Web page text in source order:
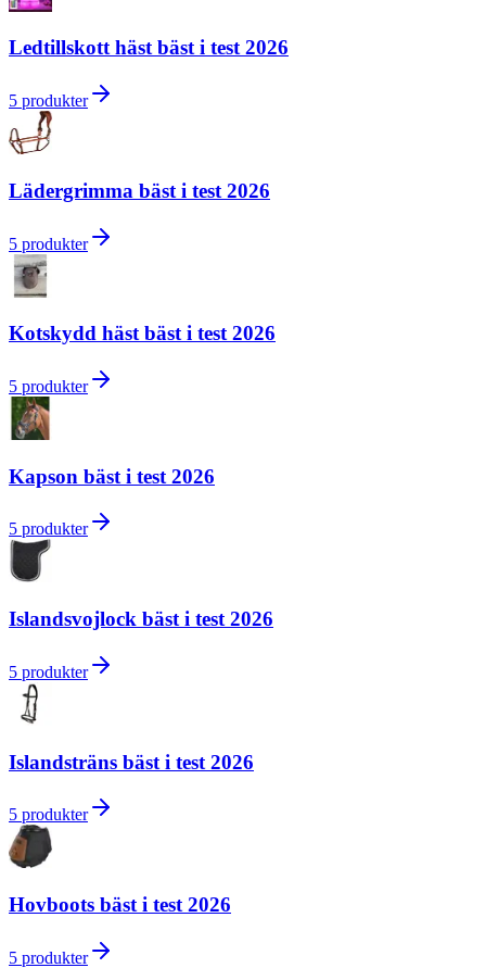
Ledtillskott häst bäst i test 2026
5 produkter
Lädergrimma bäst i test 2026
5 produkter
Kotskydd häst bäst i test 2026
5 produkter
Kapson bäst i test 2026
5 produkter
Islandsvojlock bäst i test 2026
5 produkter
Islandsträns bäst i test 2026
5 produkter
Hovboots bäst i test 2026
5 produkter